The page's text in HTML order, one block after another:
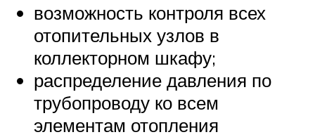
возможность контроля всех
отопительных узлов в
коллекторном шкафу;
распределение давления по
трубопроводу ко всем
элементам отопления